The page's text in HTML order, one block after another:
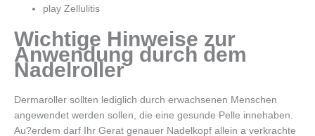
play Zellulitis
Wichtige Hinweise zur
Anwendung durch dem
Nadelroller
Dermaroller sollten lediglich durch erwachsenen Menschen
angewendet werden sollen, die eine gesunde Pelle innehaben.
Au?erdem darf Ihr Gerat genauer Nadelkopf allein a verkrachte